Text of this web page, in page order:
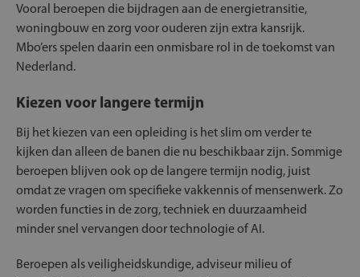
Vooral beroepen die bijdragen aan de energietransitie,
woningbouw en zorg voor ouderen zijn extra kansrijk.
Mbo’ers spelen daarin een onmisbare rol in de toekomst van
Nederland.
Kiezen voor langere termijn
Bij het kiezen van een opleiding is het slim om verder te
kijken dan alleen de banen die nu beschikbaar zijn. Sommige
beroepen blijven ook op de langere termijn nodig, juist
omdat ze vragen om specifieke vakkennis of mensenwerk. Zo
worden functies in de zorg, techniek en duurzaamheid
minder snel vervangen door technologie of AI.
Beroepen als veiligheidskundige, adviseur milieu of